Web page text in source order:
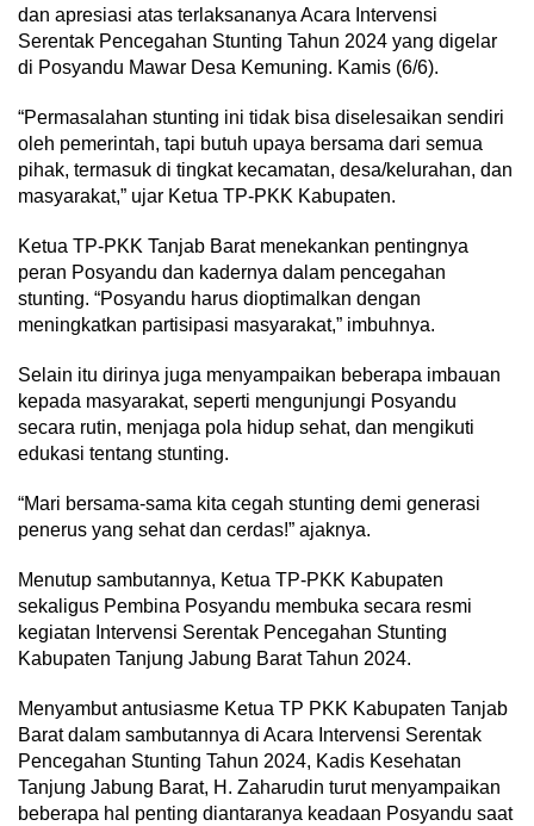
dan apresiasi atas terlaksananya Acara Intervensi
Serentak Pencegahan Stunting Tahun 2024 yang digelar
di Posyandu Mawar Desa Kemuning. Kamis (6/6).
“Permasalahan stunting ini tidak bisa diselesaikan sendiri
oleh pemerintah, tapi butuh upaya bersama dari semua
pihak, termasuk di tingkat kecamatan, desa/kelurahan, dan
masyarakat,” ujar Ketua TP-PKK Kabupaten.
Ketua TP-PKK Tanjab Barat menekankan pentingnya
peran Posyandu dan kadernya dalam pencegahan
stunting. “Posyandu harus dioptimalkan dengan
meningkatkan partisipasi masyarakat,” imbuhnya.
Selain itu dirinya juga menyampaikan beberapa imbauan
kepada masyarakat, seperti mengunjungi Posyandu
secara rutin, menjaga pola hidup sehat, dan mengikuti
edukasi tentang stunting.
“Mari bersama-sama kita cegah stunting demi generasi
penerus yang sehat dan cerdas!” ajaknya.
Menutup sambutannya, Ketua TP-PKK Kabupaten
sekaligus Pembina Posyandu membuka secara resmi
kegiatan Intervensi Serentak Pencegahan Stunting
Kabupaten Tanjung Jabung Barat Tahun 2024.
Menyambut antusiasme Ketua TP PKK Kabupaten Tanjab
Barat dalam sambutannya di Acara Intervensi Serentak
Pencegahan Stunting Tahun 2024, Kadis Kesehatan
Tanjung Jabung Barat, H. Zaharudin turut menyampaikan
beberapa hal penting diantaranya keadaan Posyandu saat